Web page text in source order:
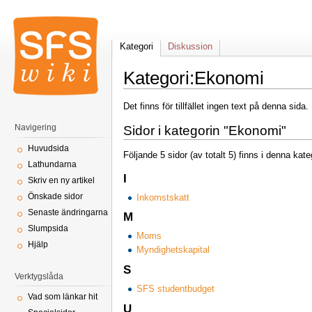
Kategori:Ekonomi
Det finns för tillfället ingen text på denna
Sidor i kategorin "Ekonomi"
Följande 5 sidor (av totalt 5) finns i denna
I
Inkomstskatt
M
Moms
Myndighetskapital
S
SFS studentbudget
U
Kategori Diskussion
Navigering
Huvudsida
Lathundarna
Skriv en ny artikel
Önskade sidor
Senaste ändringarna
Slumpsida
Hjälp
Verktygslåda
Vad som länkar hit